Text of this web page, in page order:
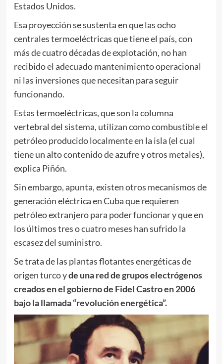
Estados Unidos.
Esa proyección se sustenta en que las ocho
centrales termoeléctricas que tiene el país, con
más de cuatro décadas de explotación, no han
recibido el adecuado mantenimiento operacional
ni las inversiones que necesitan para seguir
funcionando.
Estas termoeléctricas, que son la columna
vertebral del sistema, utilizan como combustible el
petróleo producido localmente en la isla (el cual
tiene un alto contenido de azufre y otros metales),
explica Piñón.
Sin embargo, apunta, existen otros mecanismos de
generación eléctrica en Cuba que requieren
petróleo extranjero para poder funcionar y que en
los últimos tres o cuatro meses han sufrido la
escasez del suministro.
Se trata de las plantas flotantes energéticas de
origen turco yde una red de grupos electrógenos
creados en el gobierno de Fidel Castro en 2006
bajo la llamada “revolución energética”.